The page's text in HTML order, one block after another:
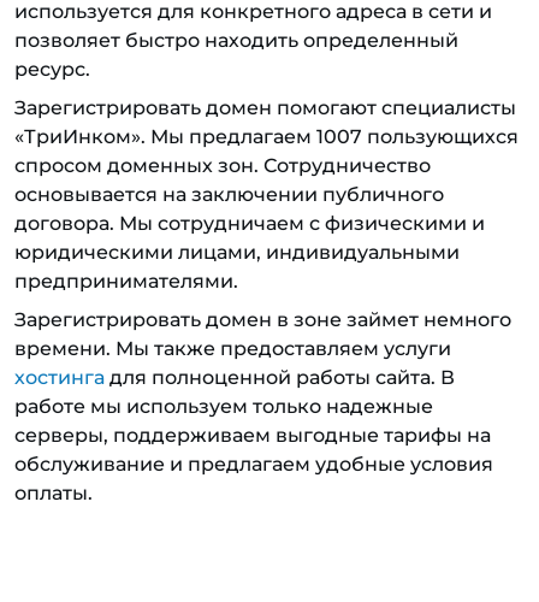
используется для конкретного адреса в сети и
позволяет быстро находить определенный
ресурс.
Зарегистрировать домен помогают специалисты
«ТриИнком». Мы предлагаем 1007 пользующихся
спросом доменных зон. Сотрудничество
основывается на заключении публичного
договора. Мы сотрудничаем с физическими и
юридическими лицами, индивидуальными
предпринимателями.
Зарегистрировать домен в зоне займет немного
времени. Мы также предоставляем услуги
хостинга для полноценной работы сайта. В
работе мы используем только надежные
серверы, поддерживаем выгодные тарифы на
обслуживание и предлагаем удобные условия
оплаты.